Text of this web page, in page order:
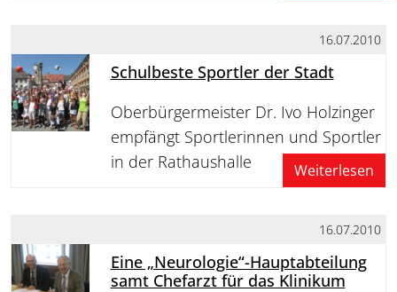
16.07.2010
Schulbeste Sportler der Stadt
Oberbürgermeister Dr. Ivo Holzinger
empfängt Sportlerinnen und Sportler
in der Rathaushalle
Weiterlesen
16.07.2010
Eine „Neurologie“-Hauptabteilung
samt Chefarzt für das Klinikum